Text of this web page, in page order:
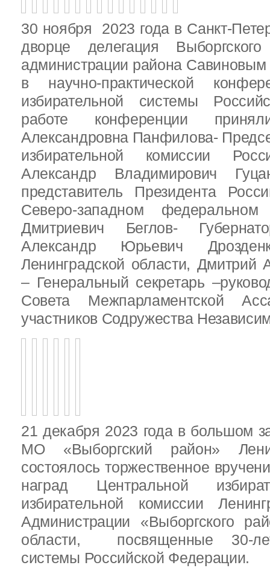
30 ноября 2023 года в Санкт-
дворце делегация
администрации района Савиновым
в научно-практической
избирательной системы
работе конференции
Александровна Панфилова-
избирательной комиссии
Александр Владимирович
представитель Президента
Северо-западном федеральном
Дмитриевич Беглов-
Александр Юрьевич
Ленинградской области, Дмитрий
– Генеральный секретарь
Совета Межпарламентской
участников Содружества
21 декабря 2023 года в большом
МО «Выборгский район»
состоялось торжественное
наград Центральной
избирательной комиссии
Администрации «Выборгского
области, посвященные 30-
системы Российской Федерации.